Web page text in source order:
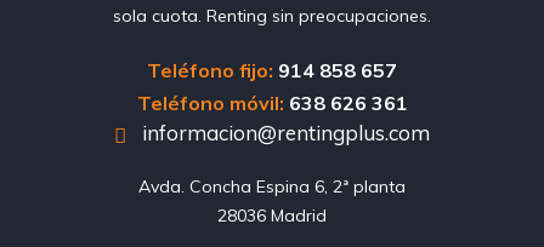
sola cuota. Renting sin preocupaciones.
Teléfono fijo: 914 858 657
Teléfono móvil: 638 626 361
informacion@rentingplus.com
Avda. Concha Espina 6, 2ª planta
28036 Madrid